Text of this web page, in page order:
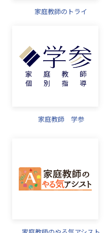
家庭教師のトライ
家庭教師 学参